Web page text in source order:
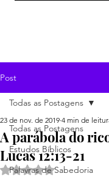
Post
Todas as Postagens
Estudos Bíblicos
Palavras de Sabedoria
Todas as Postagens
A parábola do
Lucas 12:13-21
23 de nov. de 2019 4 min de
Avaliado com NaN de